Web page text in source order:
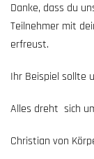
Danke, dass du
Teilnehmer mit
erfreust.
Ihr Beispiel sollte
Alles dreht sich
Christian von